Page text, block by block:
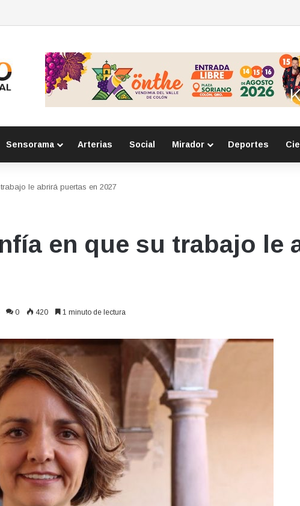
con robos a comercio con violencia en Querétaro y Guanajuato; hay un
Sensorama Arterias Social Mirador Deportes
le abrirá puertas en 2027
en que su trabajo le
0 420 1 minuto de lectura